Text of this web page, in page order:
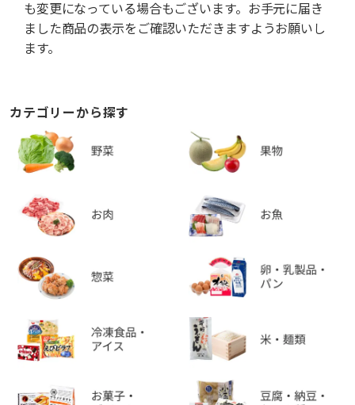
も変更になっている場合もございます。お手元に届き
ました商品の表示をご確認いただきますようお願いし
ます。
カテゴリーから探す